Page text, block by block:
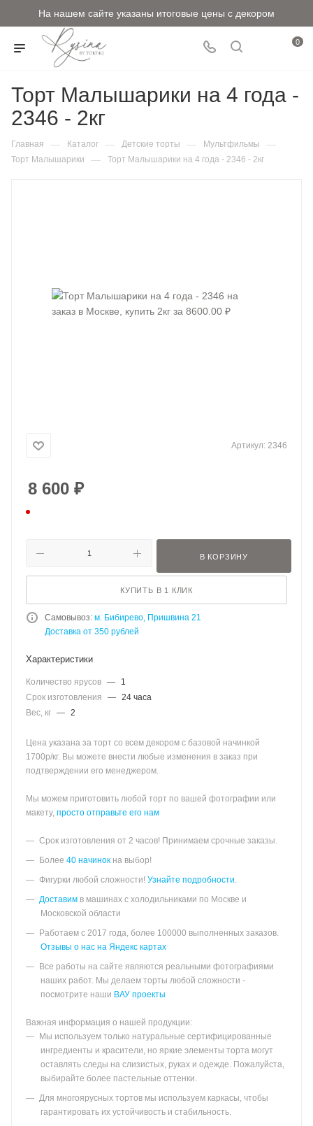
На нашем сайте указаны итоговые цены с декором
0
Торт Малышарики на 4 года -
2346 - 2кг
Главная — Каталог — Детские торты — Мультфильмы —
Торт Малышарики — Торт Малышарики на 4 года - 2346 - 2кг
Артикул: 2346
8 600 ₽
В КОРЗИНУ
КУПИТЬ В 1 КЛИК
Самовывоз: м. Бибирево, Пришвина 21
Доставка от 350 рублей
Характеристики
Количество ярусов —
1
Срок изготовления
— 24 часа
Вес, кг — 2
Цена указана за торт со всем декором с базовой начинкой
1700р/кг. Вы можете внести любые изменения в заказ при
подтверждении его менеджером.
Мы можем приготовить любой торт по вашей фотографии или
макету, просто отправьте его нам
Срок изготовления от 2 часов! Принимаем срочные заказы.
Более 40 начинок на выбор!
Фигурки любой сложности! Узнайте подробности.
Доставим в машинах с холодильниками по Москве и
Московской области
Работаем с 2017 года, более 100000 выполненных заказов.
Отзывы о нас на Яндекс картах
Все работы на сайте являются реальными фотографиями
наших работ. Мы делаем торты любой сложности -
посмотрите наши ВАУ проекты
Важная информация о нашей продукции:
Мы используем только натуральные сертифицированные
ингредиенты и красители, но яркие элементы торта могут
оставлять следы на слизистых, руках и одежде. Пожалуйста,
выбирайте более пастельные оттенки.
Для многоярусных тортов мы используем каркасы, чтобы
гарантировать их устойчивость и стабильность.